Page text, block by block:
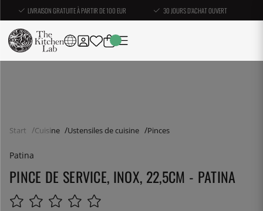
LIVRAISON GRATUITE À PARTIR DE 100 EUR 30 JOURS D'ACHAT OUVERT
Start Cuisine Ustensiles de cuisine Pinces
Patina
PINCE DE SERVICE, INOX, 22,5CM - PATINA